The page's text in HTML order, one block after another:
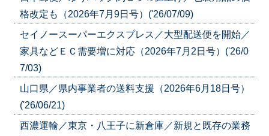
格改定も（2026年7月9日号）('26/07/09)
セイノースーパーエクスプレス／大型配送便を開始／
家具などＥＣ需要増に対応（2026年7月2日号）('26/0
7/03)
山口県／県内事業者の送料支援（2026年6月18日号）
('26/06/21)
西濃運輸／東京・八王子に新倉庫／新規と既存の業務